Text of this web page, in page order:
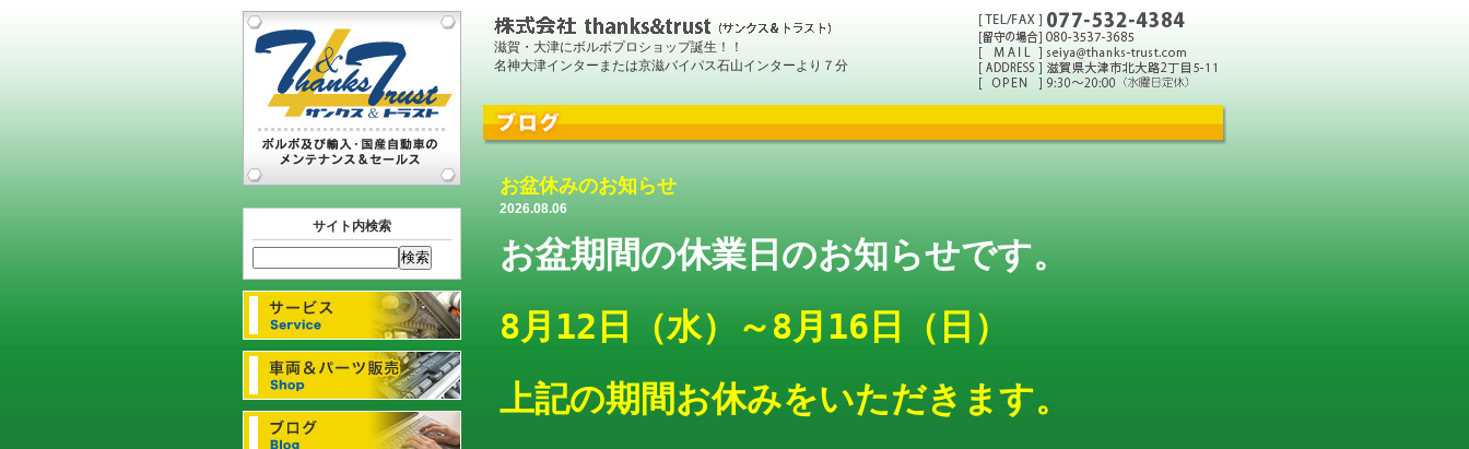
滋賀・大津にボルボプロショップ誕生！！
名神大津インターまたは京滋バイパス石山インターより７分
サイト内検索
お盆休みのお知らせ
2026.08.06
お盆期間の休業日のお知らせです。
8月12日（水）～8月16日（日）
上記の期間お休みをいただきます。